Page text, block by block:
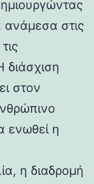
ανάμεσα στις
στον
ενωθεί η
η διαδρομή